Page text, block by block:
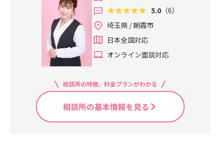
5.0 （6）
埼玉県 / 朝霞市
日本全国対応
オンライン面談対応
相談所の特徴、料金プランがわかる
相談所の基本情報を見る